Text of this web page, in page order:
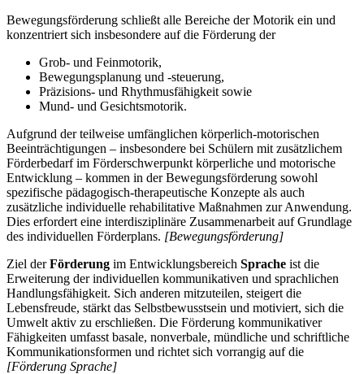
Bewegungsförderung schließt alle Bereiche der Motorik ein und
konzentriert sich insbesondere auf die Förderung der
Grob- und Feinmotorik,
Bewegungsplanung und -steuerung,
Präzisions- und Rhythmusfähigkeit sowie
Mund- und Gesichtsmotorik.
Aufgrund der teilweise umfänglichen körperlich-motorischen
Beeinträchtigungen – insbesondere bei Schülern mit zusätzlichem
Förderbedarf im Förderschwerpunkt körperliche und motorische
Entwicklung – kommen in der Bewegungsförderung sowohl
spezifische pädagogisch-therapeutische Konzepte als auch
zusätzliche individuelle rehabilitative Maßnahmen zur Anwendung.
Dies erfordert eine interdisziplinäre Zusammenarbeit auf Grundlage
des individuellen Förderplans. [Bewegungsförderung]
Ziel derFörderung im Entwicklungsbereich Sprache ist die
Erweiterung der individuellen kommunikativen und sprachlichen
Handlungsfähigkeit. Sich anderen mitzuteilen, steigert die
Lebensfreude, stärkt das Selbstbewusstsein und motiviert, sich die
Umwelt aktiv zu erschließen. Die Förderung kommunikativer
Fähigkeiten umfasst basale, nonverbale, mündliche und schriftliche
Kommunikationsformen und richtet sich vorrangig auf die
[Förderung Sprache]